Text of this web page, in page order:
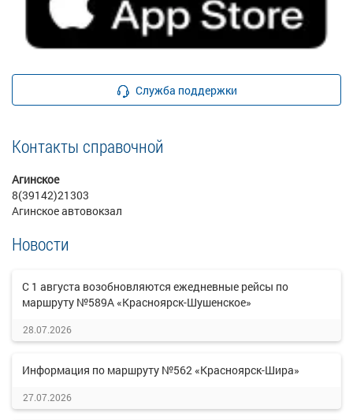
Служба поддержки
Контакты справочной
Агинское
8(39142)21303
Агинское автовокзал
Новости
С 1 августа возобновляются ежедневные рейсы по
маршруту №589А «Красноярск-Шушенское»
28.07.2026
Информация по маршруту №562 «Красноярск-Шира»
27.07.2026